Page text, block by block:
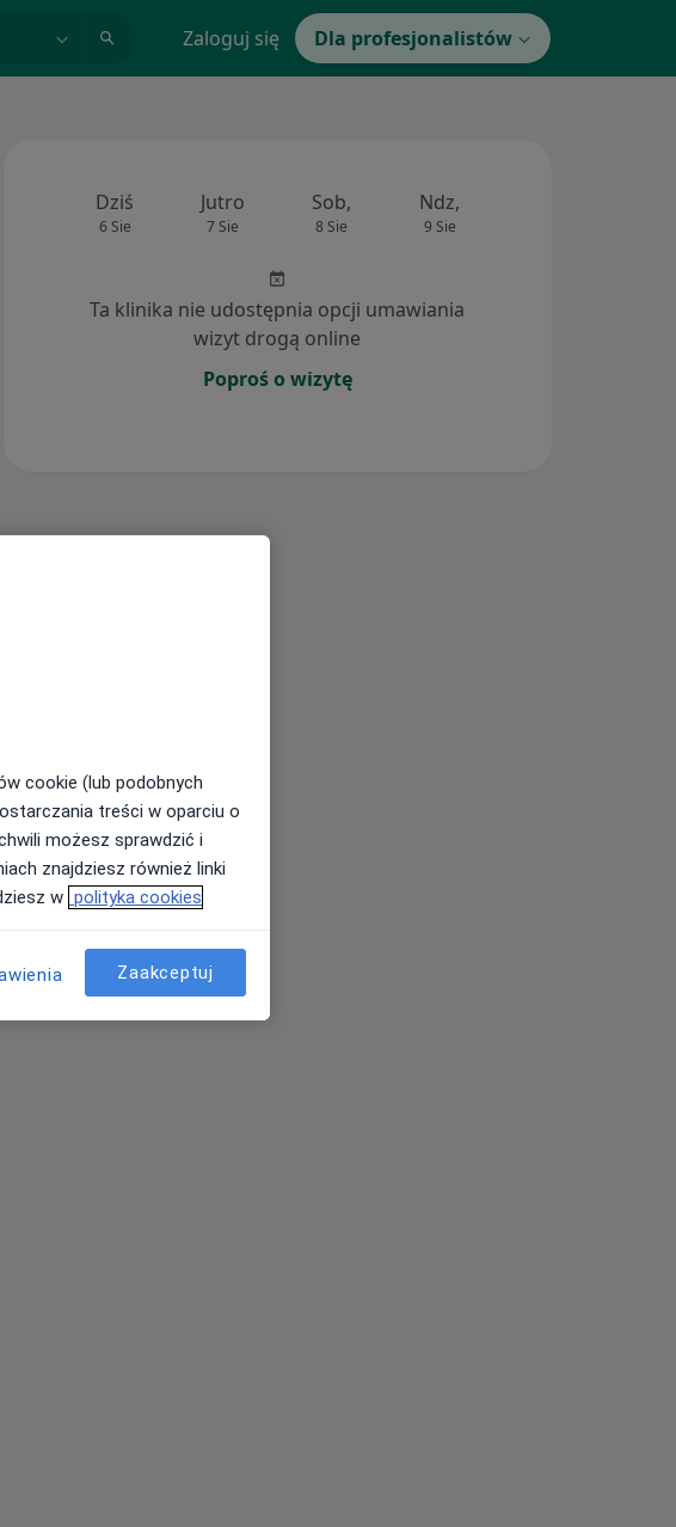
Zaloguj się Dla profesjonalistów
Dziś
6 Sie
Jutro
7 Sie
Sob,
8 Sie
Ndz,
9 Sie
Ta klinika nie udostępnia opcji umawiania
wizyt drogą online
Poproś o wizytę
cookie (lub podobnych
treści w oparciu o
możesz sprawdzić i
znajdziesz również linki
w polityka cookies
Zaakceptuj